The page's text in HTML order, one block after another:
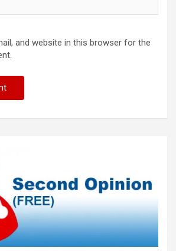
and website in this browser for the